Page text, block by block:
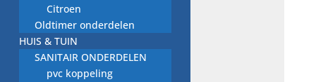
€40,00
Originele
Citroen
Oldtimer onderdelen
HUIS & TUIN
SANITAIR ONDERDELEN
pvc koppeling